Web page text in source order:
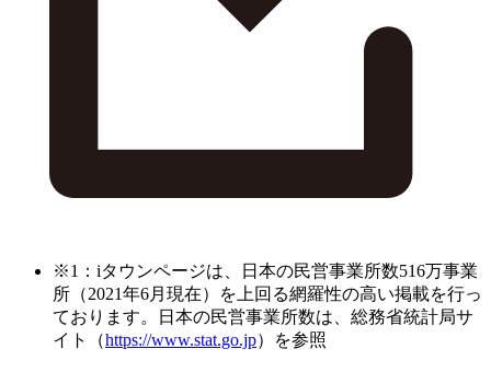
※1：iタウンページは、日本の民営事業所数516万事業
所（2021年6月現在）を上回る網羅性の高い掲載を行っ
ております。日本の民営事業所数は、総務省統計局サ
イト（https://www.stat.go.jp）を参照